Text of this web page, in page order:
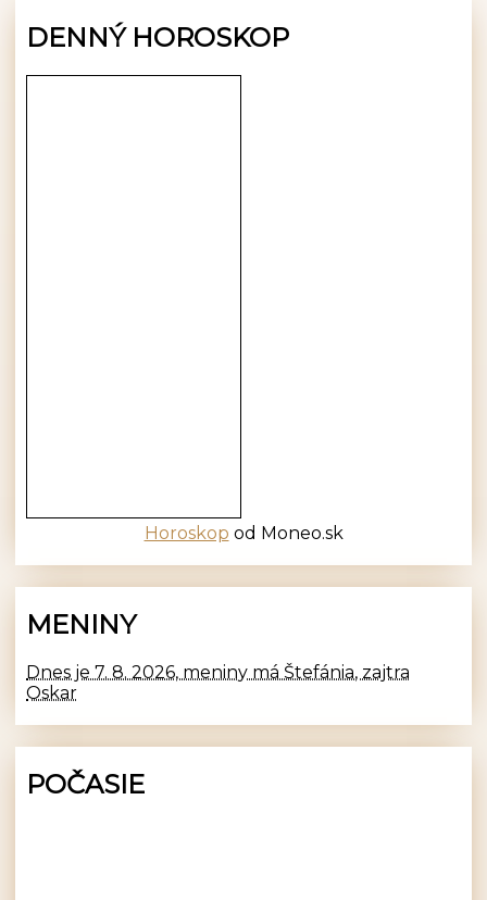
DENNÝ HOROSKOP
Horoskop od Moneo.sk
MENINY
Dnes je 7. 8. 2026, meniny má Štefánia, zajtra
Oskar
POČASIE